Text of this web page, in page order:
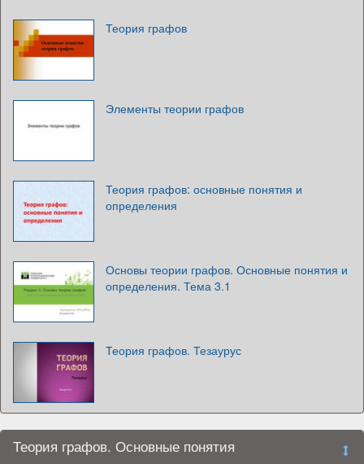
Теория графов
Элементы теории графов
Теория графов: основные понятия и
определения
Основы теории графов. Основные понятия и
определения. Тема 3.1
Теория графов. Тезаурус
Теория графов. Основные понятия